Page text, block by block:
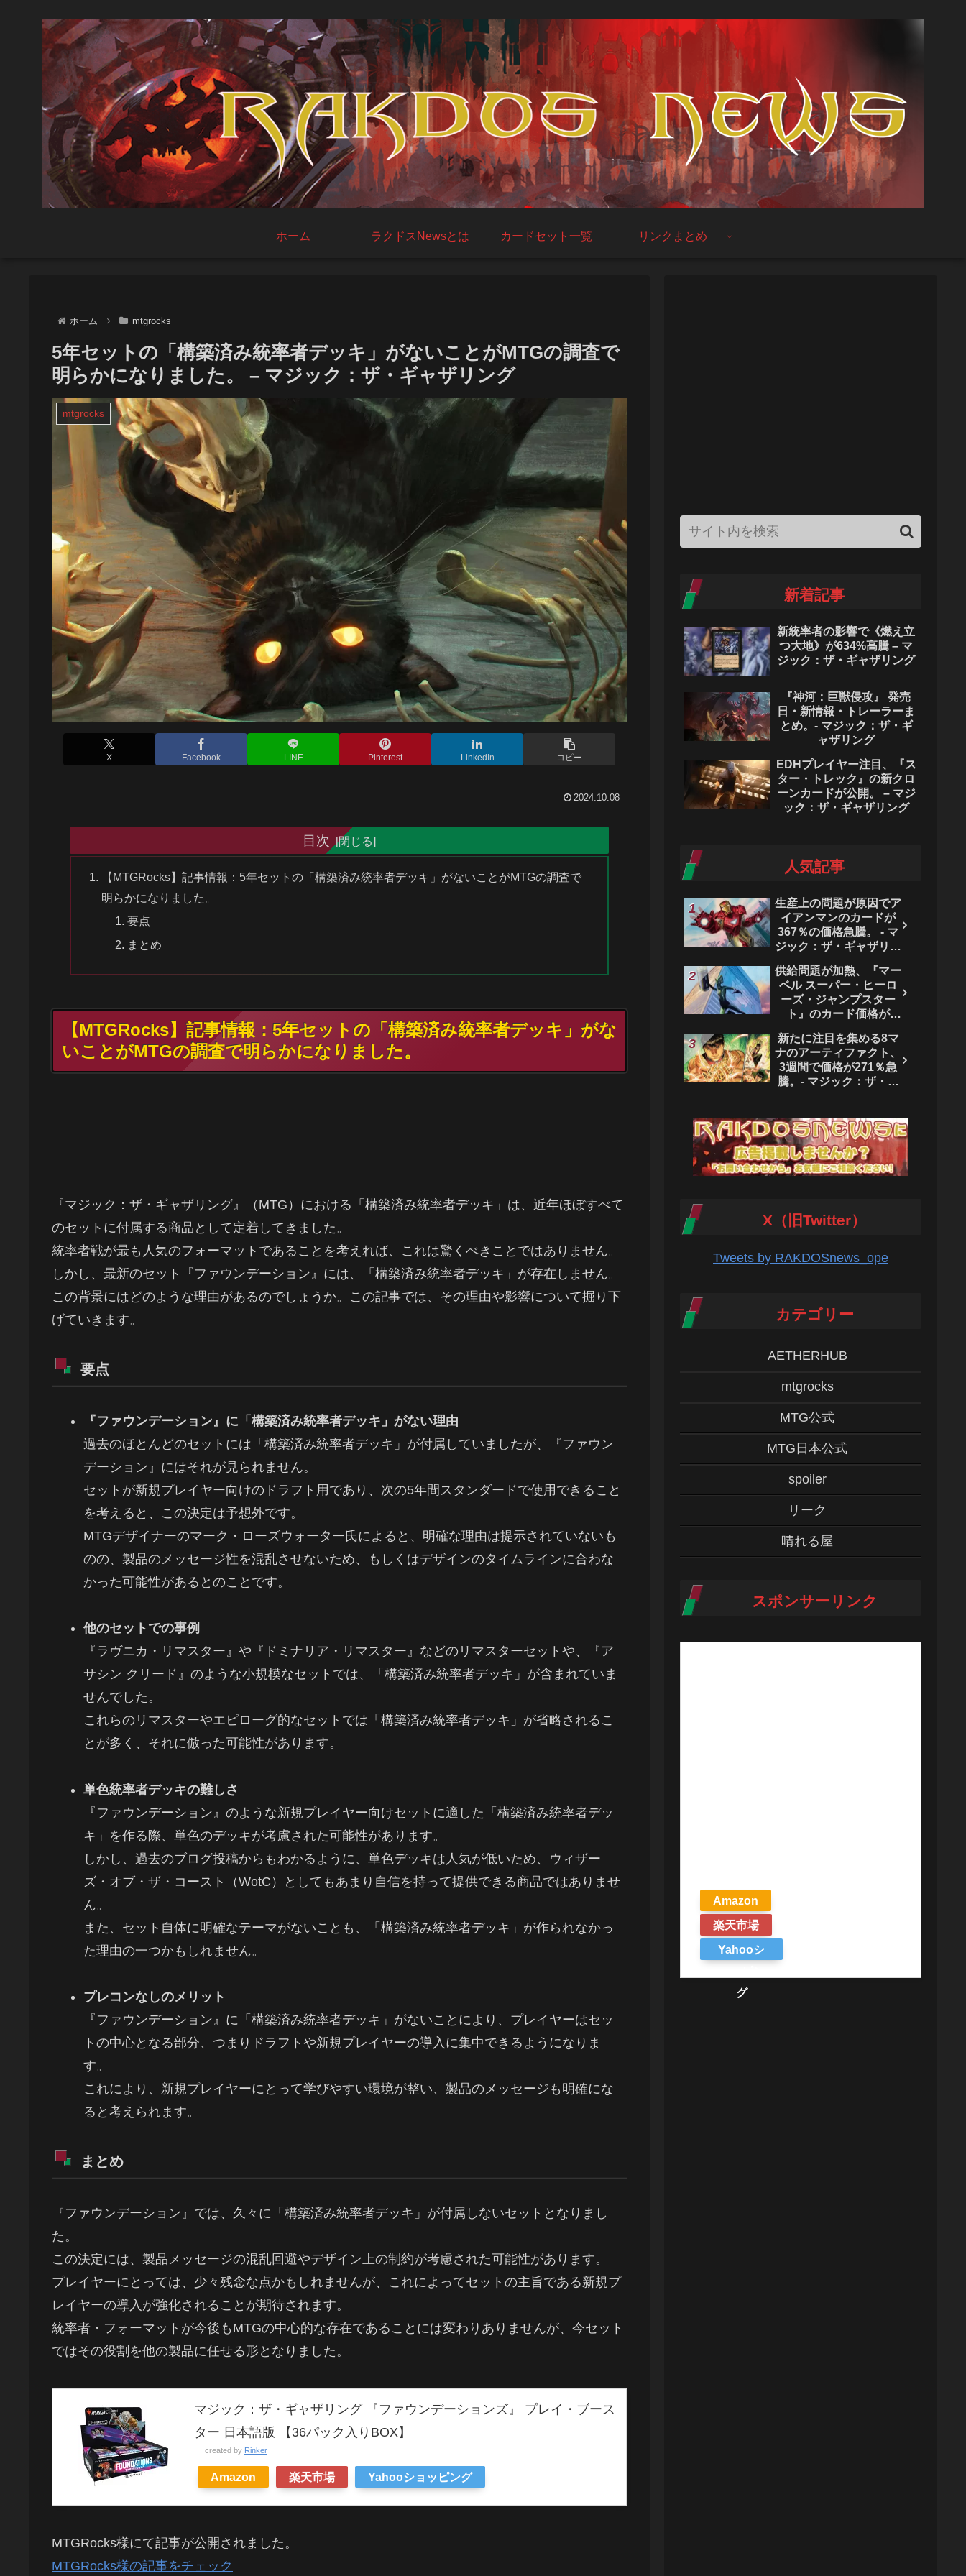
ホーム ラクドスNewsとは カードセット一覧 リンクまとめ
ホーム mtgrocks
5年セットの「構築済み統率者デッキ」がないことがMTGの調査で
明らかになりました。 – マジック：ザ・ギャザリング
mtgrocks
X Facebook LINE Pinterest LinkedIn コピー
2024.10.08
目次
【MTGRocks】記事情報：5年セットの「構築済み統率者デッキ」がないことがMTGの調査で
明らかになりました。
要点
まとめ
【MTGRocks】記事情報：5年セットの「構築済み統率者デッキ」がな
いことがMTGの調査で明らかになりました。
『マジック：ザ・ギャザリング』（MTG）における「構築済み統率者デッキ」は、近年ほぼすべて
のセットに付属する商品として定着してきました。
統率者戦が最も人気のフォーマットであることを考えれば、これは驚くべきことではありません。
しかし、最新のセット『ファウンデーション』には、「構築済み統率者デッキ」が存在しません。
この背景にはどのような理由があるのでしょうか。この記事では、その理由や影響について掘り下
げていきます。
要点
『ファウンデーション』に「構築済み統率者デッキ」がない理由
過去のほとんどのセットには「構築済み統率者デッキ」が付属していましたが、『ファウン
デーション』にはそれが見られません。
セットが新規プレイヤー向けのドラフト用であり、次の5年間スタンダードで使用できること
を考えると、この決定は予想外です。
MTGデザイナーのマーク・ローズウォーター氏によると、明確な理由は提示されていないも
のの、製品のメッセージ性を混乱させないため、もしくはデザインのタイムラインに合わな
かった可能性があるとのことです。
他のセットでの事例
『ラヴニカ・リマスター』や『ドミナリア・リマスター』などのリマスターセットや、『ア
サシン クリード』のような小規模なセットでは、「構築済み統率者デッキ」が含まれていま
せんでした。
これらのリマスターやエピローグ的なセットでは「構築済み統率者デッキ」が省略されるこ
とが多く、それに倣った可能性があります。
単色統率者デッキの難しさ
『ファウンデーション』のような新規プレイヤー向けセットに適した「構築済み統率者デッ
キ」を作る際、単色のデッキが考慮された可能性があります。
しかし、過去のブログ投稿からもわかるように、単色デッキは人気が低いため、ウィザー
ズ・オブ・ザ・コースト（WotC）としてもあまり自信を持って提供できる商品ではありませ
ん。
また、セット自体に明確なテーマがないことも、「構築済み統率者デッキ」が作られなかっ
た理由の一つかもしれません。
プレコンなしのメリット
『ファウンデーション』に「構築済み統率者デッキ」がないことにより、プレイヤーはセッ
トの中心となる部分、つまりドラフトや新規プレイヤーの導入に集中できるようになりま
す。
これにより、新規プレイヤーにとって学びやすい環境が整い、製品のメッセージも明確にな
ると考えられます。
まとめ
『ファウンデーション』では、久々に「構築済み統率者デッキ」が付属しないセットとなりまし
た。
この決定には、製品メッセージの混乱回避やデザイン上の制約が考慮された可能性があります。
プレイヤーにとっては、少々残念な点かもしれませんが、これによってセットの主旨である新規プ
レイヤーの導入が強化されることが期待されます。
統率者・フォーマットが今後もMTGの中心的な存在であることには変わりありませんが、今セット
ではその役割を他の製品に任せる形となりました。
マジック：ザ・ギャザリング 『ファウンデーションズ』 プレイ・ブース
ター 日本語版 【36パック入りBOX】
created by Rinker
Amazon 楽天市場 Yahooショッピング
MTGRocks様にて記事が公開されました。
MTGRocks様の記事をチェック
新着記事
新統率者の影響で《燃え立
つ大地》が634%高騰 – マ
ジック：ザ・ギャザリング
『神河：巨獣侵攻』 発売
日・新情報・トレーラーま
とめ。- マジック：ザ・ギ
ャザリング
EDHプレイヤー注目、『ス
ター・トレック』の新クロ
ーンカードが公開。 – マジ
ック：ザ・ギャザリング
人気記事
生産上の問題が原因でア
イアンマンのカードが
367％の価格急騰。 - マ
ジック：ザ・ギャザリン
供給問題が加熱、『マー
ベル スーパー・ヒーロ
ーズ・ジャンプスター
ト』のカード価格が
ク：ザ・ギャザリング
新たに注目を集める8マ
ナのアーティファクト、
3週間で価格が271％急
騰。- マジック：ザ・ギ
X（旧Twitter）
Tweets by RAKDOSnews_ope
カテゴリー
AETHERHUB
mtgrocks
MTG公式
MTG日本公式
spoiler
リーク
晴れる屋
スポンサーリンク
Amazon
楽天市場
Yahooシ
グ